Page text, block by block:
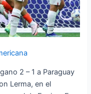
2 – 1 a Paraguay
Lerma, en el